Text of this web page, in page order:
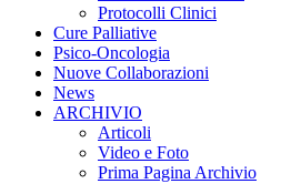
Protocolli Clinici
Cure Palliative
Psico-Oncologia
Nuove Collaborazioni
News
ARCHIVIO
Articoli
Video e Foto
Prima Pagina Archivio